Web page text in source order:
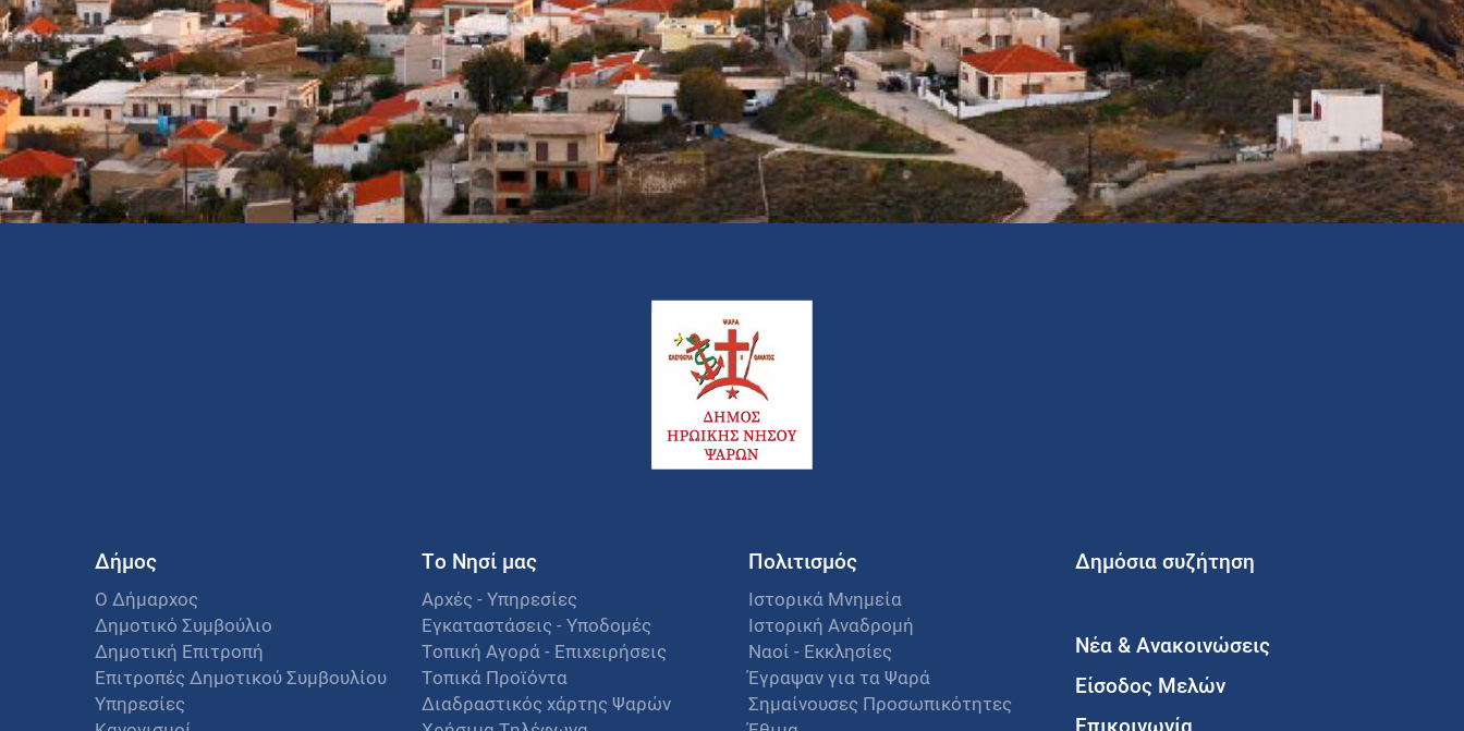
Δήμος
Ο Δήμαρχος
Δημοτικό Συμβούλιο
Δημοτική Επιτροπή
Επιτροπές Δημοτικού Συμβουλίου
Υπηρεσίες
Το Νησί μας
Αρχές - Υπηρεσίες
Εγκαταστάσεις - Υποδομές
Τοπική Αγορά - Επιχειρήσεις
Τοπικά Προϊόντα
Διαδραστικός χάρτης Ψαρών
Πολιτισμός
Ιστορικά Μνημεία
Ιστορική Αναδρομή
Ναοί - Εκκλησίες
Έγραψαν για τα Ψαρά
Σημαίνουσες Προσωπικότητες
Δημόσια συζήτηση
Νέα & Ανακοινώσεις
Είσοδος Μελών
Επικοινωνία